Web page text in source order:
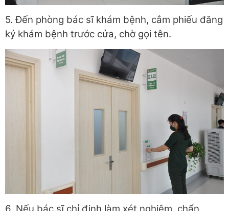
5. Đến phòng bác sĩ khám bệnh, cắm phiếu đăng
ký khám bệnh trước cửa, chờ gọi tên.